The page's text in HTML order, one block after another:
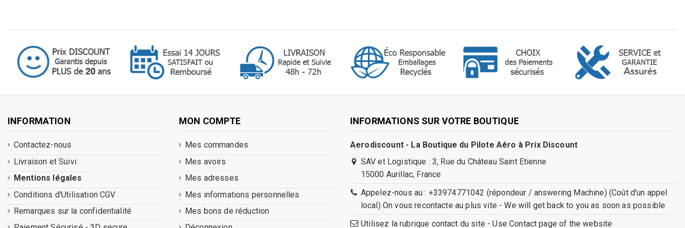
INFORMATION
Contactez-nous
Livraison et Suivi
Mentions légales
Conditions d'Utilisation CGV
Remarques sur la confidentialité
MON COMPTE
Mes commandes
Mes avoirs
Mes adresses
Mes informations personnelles
Mes bons de réduction
INFORMATIONS SUR VOTRE BOUTIQUE
Aerodiscount - La Boutique du Pilote Aéro à Prix Discount
SAV et Logistique : 3, Rue du Château Saint Etienne
15000 Aurillac, France
Appelez-nous au : +33974771042 (répondeur / answering Machine) (Coût d'un appel
local) On vous recontacte au plus vite - We will get back to you as soon as possible
Utilisez la rubrique contact du site - Use Contact page of the website